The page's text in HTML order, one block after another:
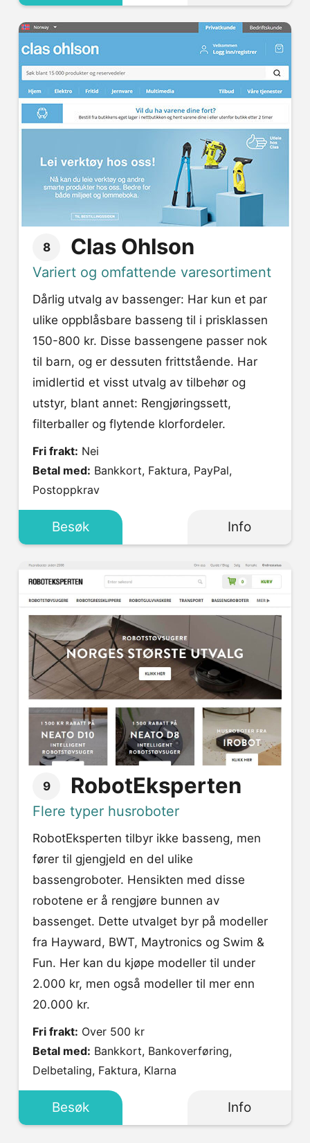
8 Clas Ohlson
Variert og omfattende varesortiment
Dårlig utvalg av bassenger: Har kun et par
ulike oppblåsbare basseng til i prisklassen
150-800 kr. Disse bassengene passer nok
til barn, og er dessuten frittstående. Har
imidlertid et visst utvalg av tilbehør og
utstyr, blant annet: Rengjøringssett,
filterballer og flytende klorfordeler.
Fri frakt: Nei
Betal med:
Postoppkrav
Besøk Info
9 RobotEksperten
Flere typer husroboter
RobotEksperten tilbyr ikke basseng, men
fører til gjengjeld en del ulike
bassengroboter. Hensikten med disse
robotene er å rengjøre bunnen av
bassenget. Dette utvalget byr på modeller
fra Hayward, BWT, Maytronics og Swim &
Fun. Her kan du kjøpe modeller til under
2.000 kr, men også modeller til mer enn
20.000 kr.
Fri frakt: Over 500 kr
Betal med:
Delbetaling, Faktura, Klarna
Besøk Info